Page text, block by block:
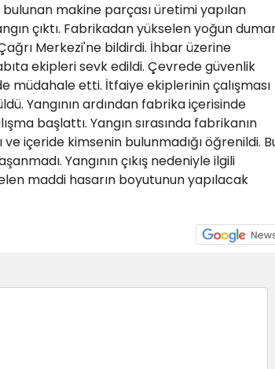
makine parçası üretimi yapılan
çıktı. Fabrikadan yükselen yoğun
Merkezi'ne bildirdi. İhbar üzerine
ekipleri sevk edildi. Çevrede güvenlik
müdahale etti. İtfaiye ekiplerinin çalışması
Yangının ardından fabrika içerisinde
başlattı. Yangın sırasında fabrikanın
ve içeride kimsenin bulunmadığı öğrenildi.
Yangının çıkış nedeniyle ilgili
maddi hasarın boyutunun yapılacak